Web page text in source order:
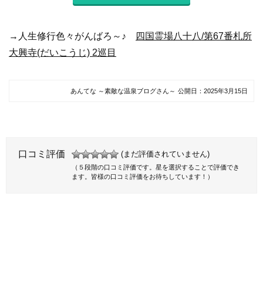
→人生修行色々がんばろ～♪
四国霊場八十八/第67番札所
大興寺(だいこうじ) 2巡目
あんてな ～素敵な温泉ブログさん～ 公開日： 2025年3月15日
口コミ評価 (まだ評価されていません)
（５段階の口コミ評価です。星を選択することで評価でき
ます。皆様の口コミ評価をお待ちしています！）